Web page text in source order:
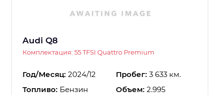
Audi Q8
Комплектация: 55 TFSI Quattro Premium
Год/Месяц: 2024/12 Пробег: 3 633 км.
Топливо: Бензин Объем: 2.995